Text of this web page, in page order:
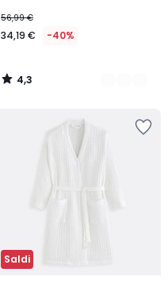
56,99 €
34,19 € -40%
4,3
/
Saldi